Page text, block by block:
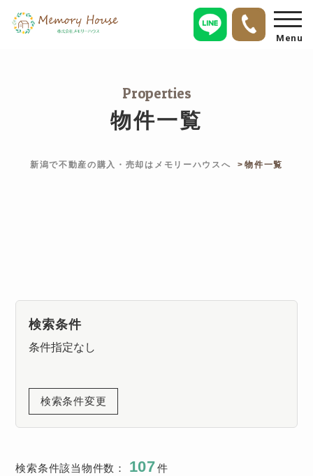
Menu
Properties
物件一覧
新潟で不動産の購入・売却はメモリーハウスへ 物件一覧
検索条件
条件指定なし
検索条件変更
検索条件該当物件数： 107件